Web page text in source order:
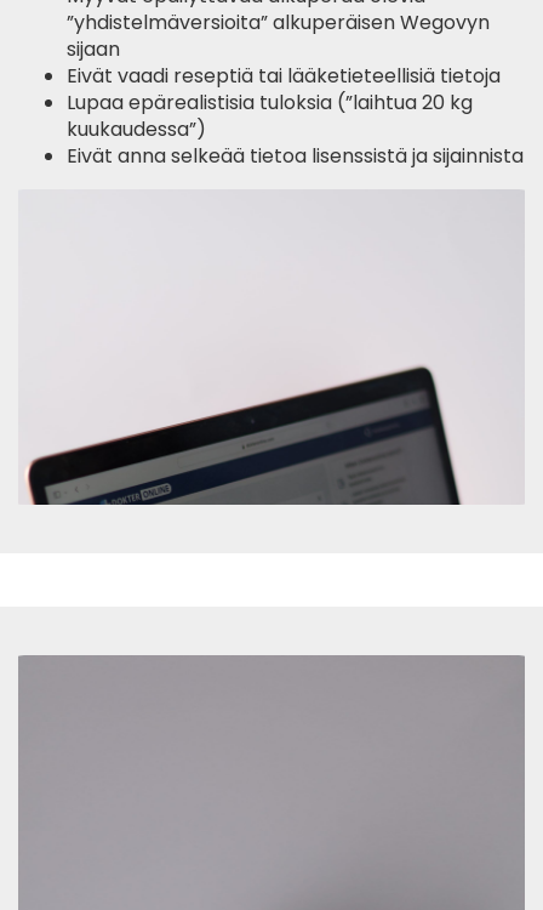
”yhdistelmäversioita” alkuperäisen Wegovyn
sijaan
Eivät vaadi reseptiä tai lääketieteellisiä tietoja
Lupaa epärealistisia tuloksia (”laihtua 20 kg
kuukaudessa”)
Eivät anna selkeää tietoa lisenssistä ja sijainnista